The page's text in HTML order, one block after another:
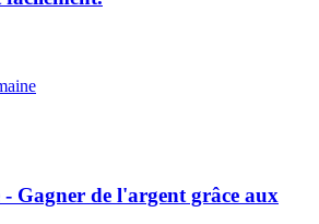
Gagner de l'argent grâce aux